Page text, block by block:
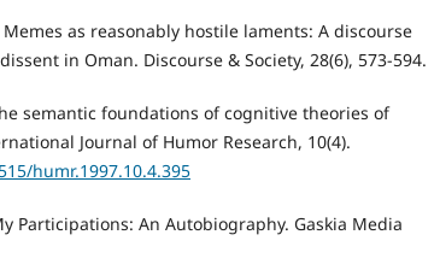
Memes as reasonably hostile laments: A discourse
in Oman. Discourse & Society, 28(6), 573-594.
semantic foundations of cognitive theories of
Journal of Humor Research, 10(4).
humr.1997.10.4.395
Participations: An Autobiography. Gaskia Media